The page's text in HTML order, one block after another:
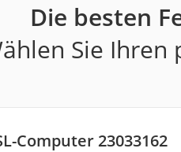
Die besten
Sie Ihren
Computer 23033162